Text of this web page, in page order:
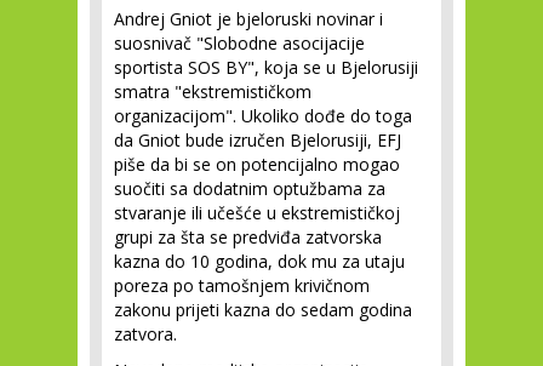
Andrej Gniot je bjeloruski novinar i
suosnivač "Slobodne asocijacije
sportista SOS BY", koja se u Bjelorusiji
smatra "ekstremističkom
organizacijom". Ukoliko dođe do toga
da Gniot bude izručen Bjelorusiji, EFJ
piše da bi se on potencijalno mogao
suočiti sa dodatnim optužbama za
stvaranje ili učešće u ekstremističkoj
grupi za šta se predviđa zatvorska
kazna do 10 godina, dok mu za utaju
poreza po tamošnjem krivičnom
zakonu prijeti kazna do sedam godina
zatvora.